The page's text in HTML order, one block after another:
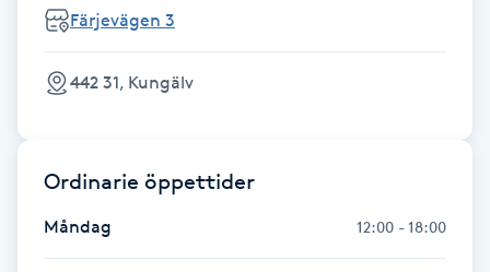
Hot Stone Massage
Hudföryngring
Huduppstramning
Färjevägen 3
442 31, Kungälv
Ordinarie öppettider
Måndag 12:00 - 18:00